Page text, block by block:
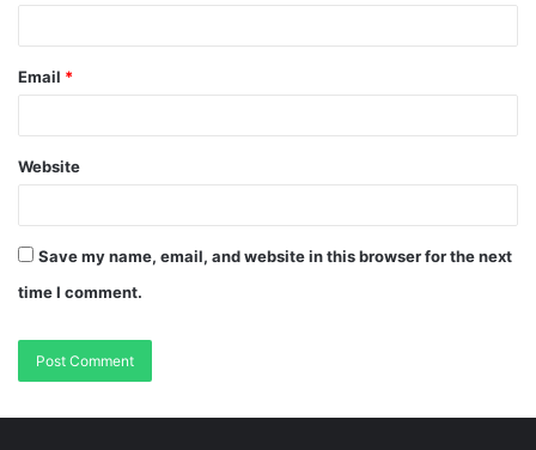
Email *
Website
Save my name, email, and website in this browser for the next
time I comment.